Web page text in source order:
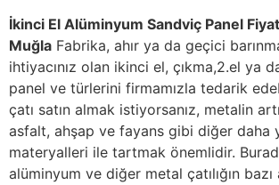
İkinci El Alüminyum Sandviç Panel
Muğla Fabrika, ahır ya da geçici
ihtiyacınız olan ikinci el, çıkma,2.el ya
panel ve türlerini firmamızla tedarik
çatı satın almak istiyorsanız, metalin
asfalt, ahşap ve fayans gibi diğer daha
materyalleri ile tartmak önemlidir.
alüminyum ve diğer metal çatılığın